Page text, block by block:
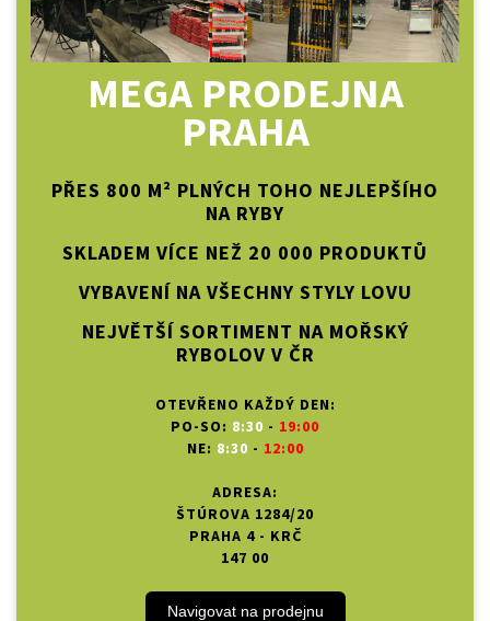
MEGA PRODEJNA
PRAHA
PŘES 800 M² PLNÝCH TOHO NEJLEPŠÍHO
NA RYBY
SKLADEM VÍCE NEŽ 20 000 PRODUKTŮ
VYBAVENÍ NA VŠECHNY STYLY LOVU
NEJVĚTŠÍ SORTIMENT NA MOŘSKÝ
RYBOLOV V ČR
OTEVŘENO KAŽDÝ DEN:
PO-SO: 8:30 - 19:00
NE: 8:30 - 12:00
ADRESA:
ŠTÚROVA 1284/20
PRAHA 4 - KRČ
147 00
Navigovat na prodejnu